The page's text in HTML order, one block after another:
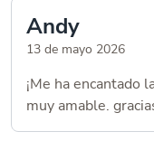
Andy
13 de mayo 2026
¡Me ha encantado
muy amable.